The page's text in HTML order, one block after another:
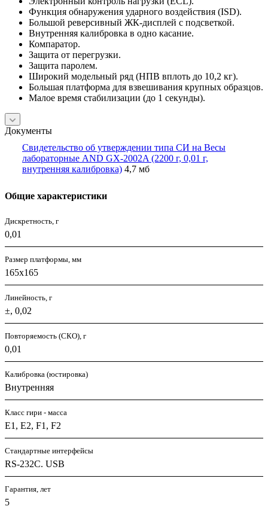
Функция обнаружения ударного воздействия (ISD).
Большой реверсивный ЖК-дисплей с подсветкой.
Внутренняя калибровка в одно касание.
Компаратор.
Защита от перегрузки.
Защита паролем.
Широкий модельный ряд (НПВ вплоть до 10,2 кг).
Большая платформа для взвешивания крупных образцов.
Малое время стабилизации (до 1 секунды).
Документы
Свидетельство об утверждении типа СИ на Весы
лабораторные AND GX-2002A (2200 г, 0,01 г,
внутренняя калибровка) 4,7 мб
Общие характеристики
Дискретность, г
0,01
Размер платформы, мм
165х165
Линейность, г
±, 0,02
Повторяемость (СКО), г
0,01
Калибровка (юстировка)
Внутренняя
Класс гири - масса
E1, E2, F1, F2
Стандартные интерфейсы
RS-232C. USB
Гарантия, лет
5